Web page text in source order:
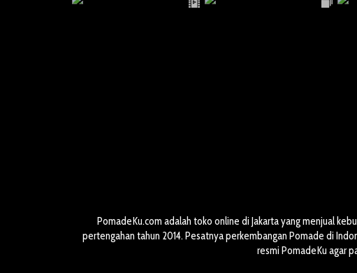
PomadeKu.com adalah toko online di Jakarta yang menjual
pertengahan tahun 2014. Pesatnya perkembangan Pomade di
resmi PomadeKu agar